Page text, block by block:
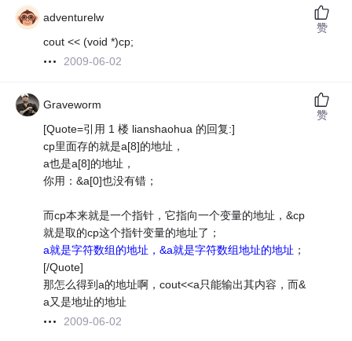
adventurelw
cout << (void *)cp;
2009-06-02
赞
Graveworm
[Quote=引用 1 楼 lianshaohua 的回复:]
cp里面存的就是a[8]的地址，
a也是a[8]的地址，
你用：&a[0]也没有错；
而cp本来就是一个指针，它指向一个变量的地址，&cp
就是取的cp这个指针变量的地址了；
a就是字符数组的地址，&a就是字符数组地址的地址 ；
[/Quote]
那怎么得到a的地址啊，cout<<a只能输出其内容，而&
a又是地址的地址
2009-06-02
赞